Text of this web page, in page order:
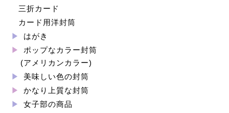
三折カード
カード用洋封筒
はがき
ポップなカラー封筒
(アメリカンカラー)
美味しい色の封筒
かなり上質な封筒
女子部の商品